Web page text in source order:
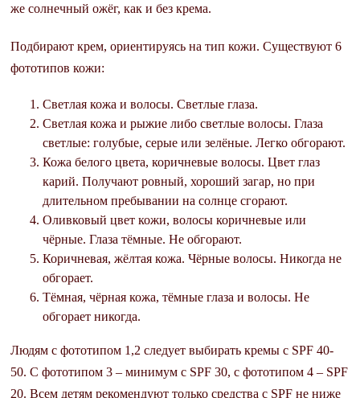
же солнечный ожёг, как и без крема.
Подбирают крем, ориентируясь на тип кожи. Существуют 6
фототипов кожи:
Светлая кожа и волосы. Светлые глаза.
Светлая кожа и рыжие либо светлые волосы. Глаза
светлые: голубые, серые или зелёные. Легко обгорают.
Кожа белого цвета, коричневые волосы. Цвет глаз
карий. Получают ровный, хороший загар, но при
длительном пребывании на солнце сгорают.
Оливковый цвет кожи, волосы коричневые или
чёрные. Глаза тёмные. Не обгорают.
Коричневая, жёлтая кожа. Чёрные волосы. Никогда не
обгорает.
Тёмная, чёрная кожа, тёмные глаза и волосы. Не
обгорает никогда.
Людям с фототипом 1,2 следует выбирать кремы с SPF 40-
50. С фототипом 3 – минимум с SPF 30, с фототипом 4 – SPF
20. Всем детям рекомендуют только средства с SPF не ниже